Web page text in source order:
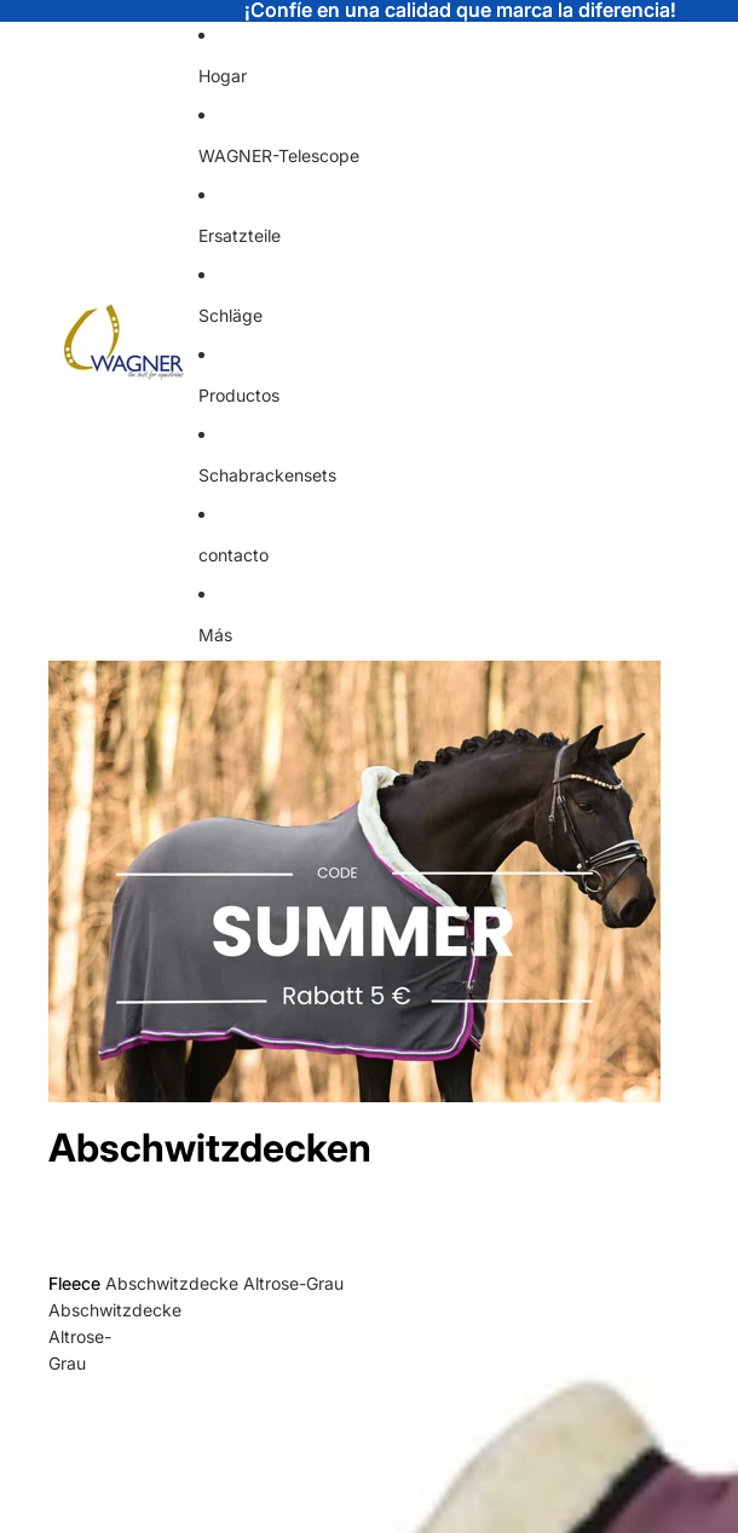
¡Confíe en una calidad que marca la diferencia!
¡Confíe en una calidad que marca la diferencia!
Hogar
WAGNER-Telescope
Ersatzteile
Schläge
Productos
Schabrackensets
contacto
Más
Abschwitzdecken
Fleece
Abschwitzdecke
Altrose-
Grau
Fleece Abschwitzdecke Altrose-Grau